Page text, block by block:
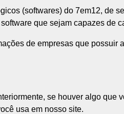
(softwares) do 7em12, de
que sejam capazes de
de empresas que possuir
se houver algo
usa em nosso site.